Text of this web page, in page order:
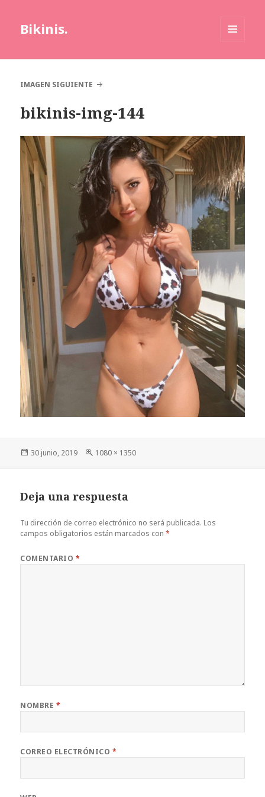
Bikinis.
IMAGEN SIGUIENTE
bikinis-img-144
Publicado
30 junio, 2019
Tamaño
1080 × 1350
Deja una respuesta
Tu dirección de correo electrónico no será publicada. Los
campos obligatorios están marcados con*
COMENTARIO *
NOMBRE *
CORREO ELECTRÓNICO *